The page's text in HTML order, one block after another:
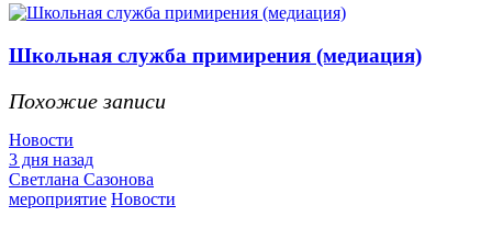
Школьная служба примирения (медиация)
Похожие записи
Новости
3 дня назад
Светлана Сазонова
мероприятие Новости